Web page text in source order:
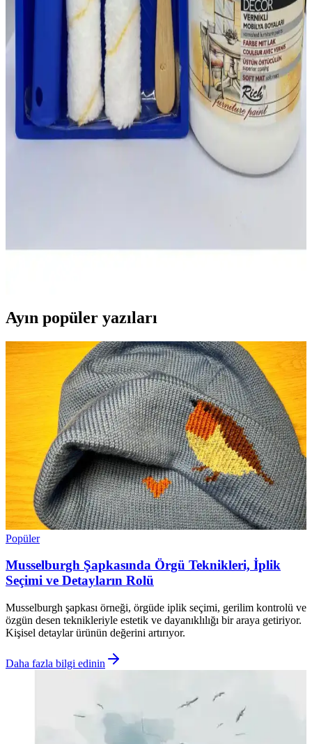
Viktoria Kumaş Boyası Sabitleyici ile Kumaş
Renklerini Uzun Süre Koruyun
Viktoria Kumaş Boyası Sabitleyici, kumaşlara canlılık kazandırır ve
ilk yıkamada renkleri sabit tutar, böylece solma ve akma sorunlarını
minimize eder, dayanıklılığı artırır.
O&S Başlangıç Akrilik Boya Seti: Sanat ve
Yaratıcılığı Destekleyen Kaliteli Malzemeler
Yaratıcılığı teşvik eden O&S akrilik boya seti, kaliteli malzemeleri
ve çeşitli içerikleriyle yeni başlayanlar ve çocuklar için ideal bir
Rich Selfy Decor Kendinden Vernikli Mobilya Boyası, yüksek
Ayın popüler yazıları
Popüler
Musselburgh Şapkasında Örgü Teknikleri, İplik
Seçimi ve Detayların Rolü
Musselburgh şapkası örneği, örgüde iplik seçimi, gerilim kontrolü ve
özgün desen teknikleriyle estetik ve dayanıklılığı bir araya getiriyor.
Kişisel detaylar ürünün değerini artırıyor.
Daha fazla bilgi edinin